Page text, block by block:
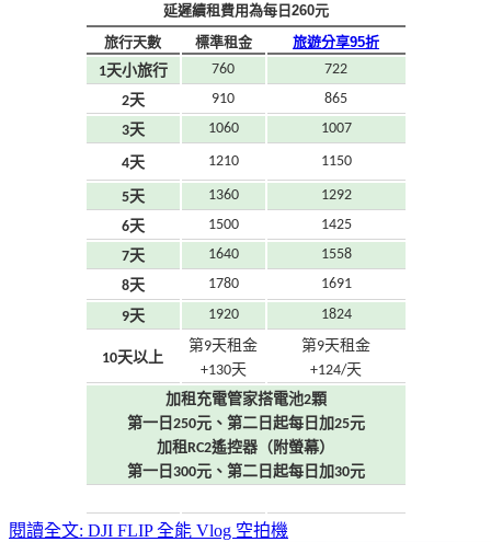
延遲續租費用為每日260元
旅行天數
標準租金
旅遊分享95折
1天小旅行
760
722
2天
910
865
3天
1060 1007
4天 1210 1150
5天 1360
1292
6天
1500
1425
7天
1640
1558
8天
1780
1691
9天
1920 1824
10天以上
第9天租金
+130天
第9天租金
+124/天
加租充電管家搭電池2顆
第一日250元、第二日起每日加25元
加租RC2遙控器（附螢幕）
第一日300元、第二日起每日加30元
閱讀全文: DJI FLIP 全能 Vlog 空拍機